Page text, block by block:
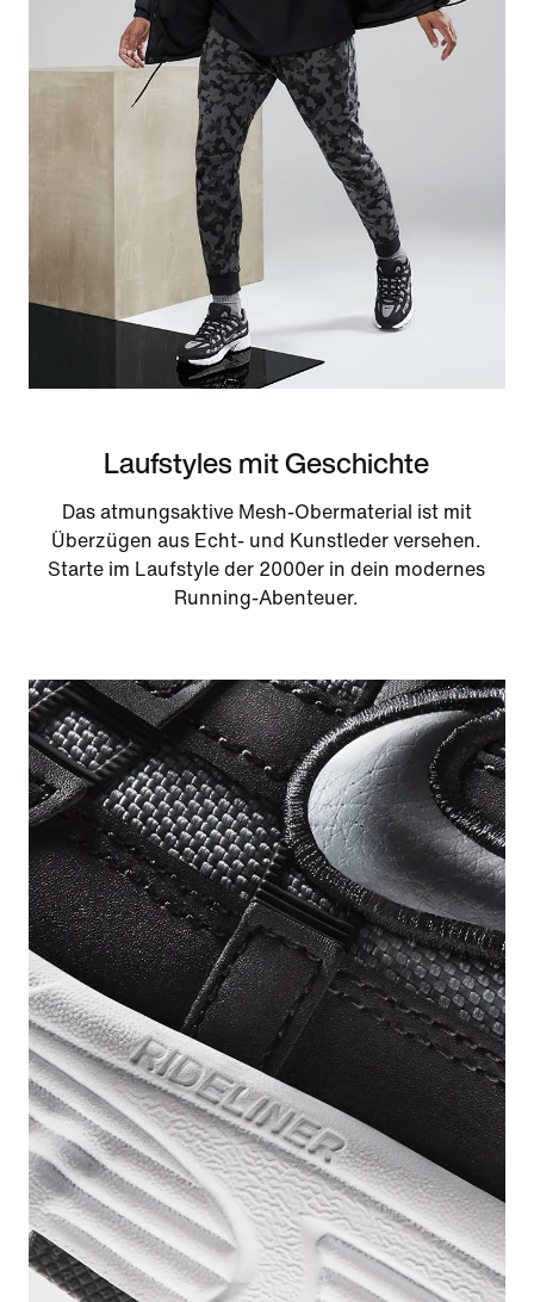
Laufstyles mit Geschichte
Das atmungsaktive Mesh-Obermaterial ist mit
Überzügen aus Echt- und Kunstleder versehen.
Starte im Laufstyle der 2000er in dein modernes
Running-Abenteuer.